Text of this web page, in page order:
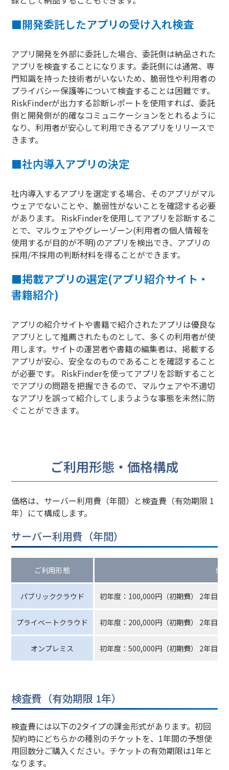
■開発委託したアプリの受け入れ検査
アプリ開発を外部に委託した場合、委託側は納品された
アプリを検査することになります。委託側には通常、専
門知識を持った技術者がいないため、脆弱性や利用者の
プライバシー保護等について検査することは困難です。
RiskFinderが出力する診断レポートを使用すれば、委託
側と開発側が的確なコミュニケーションをとれるように
なり、利用者が安心して利用できるアプリをリリースで
きます。
■社内導入アプリの決定
社内導入するアプリを選定する場合、そのアプリがマル
ウェアでないことや、脆弱性がないことを確認する必要
があります。 RiskFinderを使用してアプリを診断するこ
とで、マルウェアやグレーゾーン(利用者の個人情報を
使用するが目的が不明)のアプリを検出でき、アプリの
採用/不採用の判断材料を得ることができます。
■掲載アプリの選定(アプリ紹介サイト・
書籍紹介)
アプリの紹介サイトや書籍で紹介されたアプリは優良な
アプリとして推薦されたものとして、多くの利用者が使
用します。サイトの運営者や書籍の編集者は、掲載する
アプリが安心、安全なのものであることを確認すること
が必要です。 RiskFinderを使ってアプリを診断すること
でアプリの問題を把握できるので、マルウェアや不適切
なアプリを誤って紹介してしまうような事態を未然に防
ぐことができます。
ご利用形態・価格構成
価格は、サーバー利用費（年間）と検査費（有効期限 1
年）にて構成します。
サーバー利用費（年間）
ご利用形態 価
パブリッククラウド 初年度：100,000円（初期費） 2年目
プライベートクラウド 初年度：200,000円（初期費） 2年目
オンプレミス 初年度：500,000円（初期費） 2年目
検査費（有効期限 1年）
検査費には以下の2タイプの課金形式があります。初回
契約時にどちらかの種別のチケットを、1年間の予想使
用回数分ご購入ください。チケットの有効期限は1年と
なります。